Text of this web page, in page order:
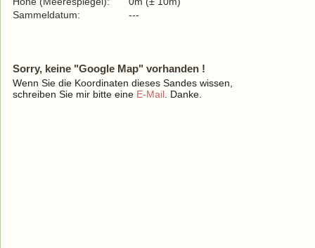
Sammeldatum:
---
Sorry, keine "Google Map" vorhanden !
Wenn Sie die Koordinaten dieses Sandes wissen,
schreiben Sie mir bitte eine E-Mail . Danke.